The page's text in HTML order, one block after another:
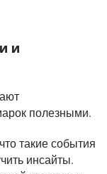
и
полезными.
такие события
инсайты.